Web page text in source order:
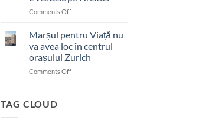
Comments Offon
bătut
cu
brutalitate
în
Nepal:
Marșul pentru Viață nu
va avea loc în centrul
orașului Zurich
Comments Offon
TAG CLOUD